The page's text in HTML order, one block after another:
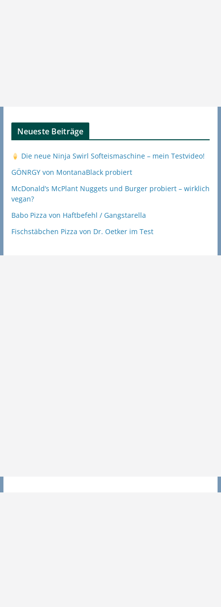
Neueste Beiträge
Die neue Ninja Swirl Softeismaschine – mein Testvideo!
GÖNRGY von MontanaBlack probiert
McDonald’s McPlant Nuggets und Burger probiert – wirklich
vegan?
Babo Pizza von Haftbefehl / Gangstarella
Fischstäbchen Pizza von Dr. Oetker im Test